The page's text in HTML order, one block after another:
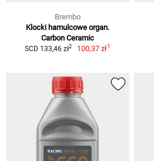
Brembo
Klocki hamulcowe organ.
Carbon Ceramic
SCD 133,46 zł2 100,37 zł1